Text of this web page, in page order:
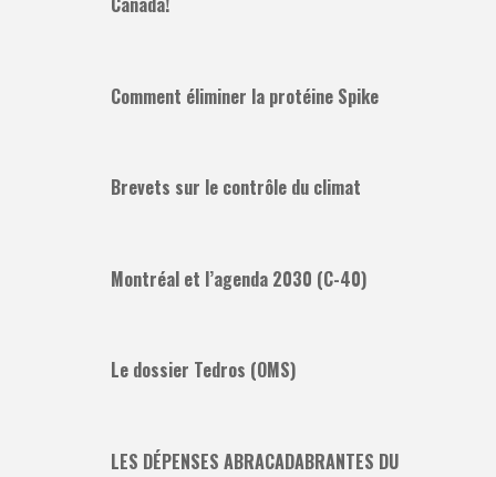
Comment éliminer la protéine Spike
Brevets sur le contrôle du climat
Montréal et l’agenda 2030 (C-40)
Le dossier Tedros (OMS)
LES DÉPENSES ABRACADABRANTES DU